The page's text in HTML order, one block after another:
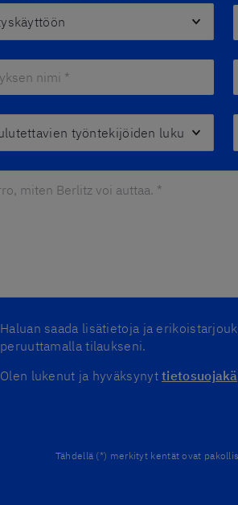
Haluan saada lisätietoja ja
peruuttamalla tilaukseni.
Olen lukenut ja hyväksynyt
Tähdellä (*) merkityt kentät ovat